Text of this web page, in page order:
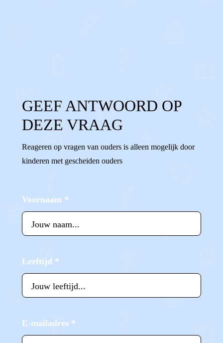
GEEF ANTWOORD OP
DEZE VRAAG
Reageren op vragen van ouders is alleen mogelijk door
kinderen met gescheiden ouders
Voornaam *
Leeftijd *
E-mailadres *